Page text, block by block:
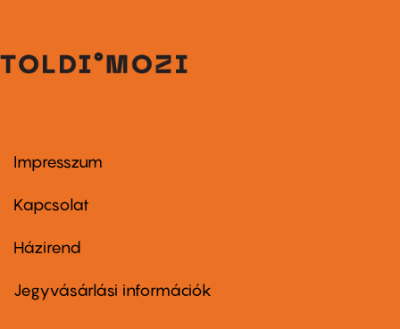
Footer
first
Impresszum
Kapcsolat
Footer
second
Házirend
Jegyvásárlási információk